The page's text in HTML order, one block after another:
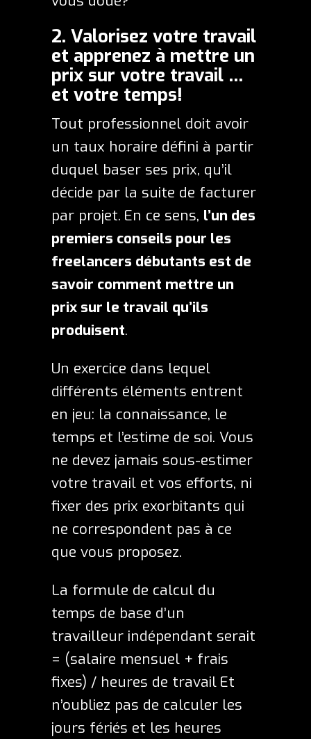
2. Valorisez votre travail
et apprenez à mettre un
prix sur votre travail …
et votre temps!
Tout professionnel doit avoir
un taux horaire défini à partir
duquel baser ses prix, qu’il
décide par la suite de facturer
par projet. En ce sens, l’un des
premiers conseils pour les
freelancers débutants est de
savoir comment mettre un
prix sur le travail qu’ils
produisent.
Un exercice dans lequel
différents éléments entrent
en jeu: la connaissance, le
temps et l’estime de soi. Vous
ne devez jamais sous-estimer
votre travail et vos efforts, ni
fixer des prix exorbitants qui
ne correspondent pas à ce
que vous proposez.
La formule de calcul du
temps de base d’un
travailleur indépendant serait
= (salaire mensuel + frais
fixes) / heures de travail Et
n’oubliez pas de calculer les
jours fériés et les heures